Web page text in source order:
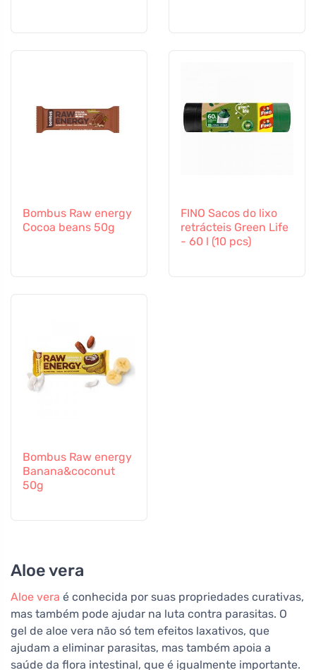
Bombus Raw energy
Cocoa beans 50g
FINO Sacos do lixo
retrácteis Green Life
- 60 l (10 pcs)
Bombus Raw energy
Banana&coconut
50g
Aloe vera
Aloe vera é conhecida por suas propriedades curativas,
mas também pode ajudar na luta contra parasitas. O
gel de aloe vera não só tem efeitos laxativos, que
ajudam a eliminar parasitas, mas também apoia a
saúde da flora intestinal, que é igualmente importante.